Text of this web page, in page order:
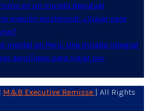
en un mundo desigual
evasión existencial: ¿Viajar para
mental en Perú: Una mirada integral
aerolíneas para viajar por
M&B Executive Remisse
| All Rights